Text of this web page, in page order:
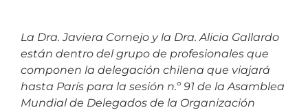
La Dra. Javiera Cornejo y la Dra. Alicia Gallardo
están dentro del grupo de profesionales que
componen la delegación chilena que viajará
hasta París para la sesión n.º 91 de la Asamblea
Mundial de Delegados de la Organización